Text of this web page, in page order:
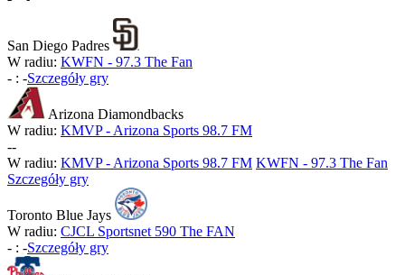
San Diego Padres
W radiu: KWFN - 97.3 The Fan
- : -Szczegóły gry
Arizona Diamondbacks
W radiu: KMVP - Arizona Sports 98.7 FM
--
W radiu: KMVP - Arizona Sports 98.7 FM KWFN - 97.3 The Fan
Szczegóły gry
Toronto Blue Jays
W radiu: CJCL Sportsnet 590 The FAN
- : -Szczegóły gry